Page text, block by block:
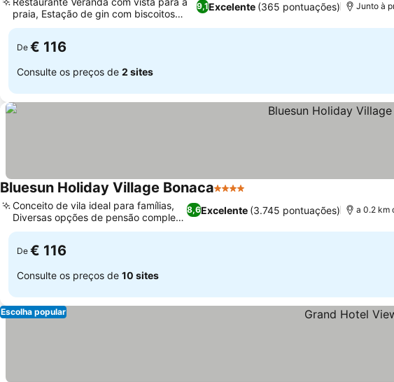
9,1Excelente (365 pontuações)
praia, Estação de gin com biscoitos
frescos
Junto à
De € 116
Consulte os preços de 2 sites
Bluesun Holiday Village Bonaca4 Estrelas
8,6Excelente (3.745 pontuações)
Conceito de vila ideal para famílias,
Diversas opções de pensão completa
plus
a 0.2 km
De € 116
Consulte os preços de 10 sites
Escolha popular